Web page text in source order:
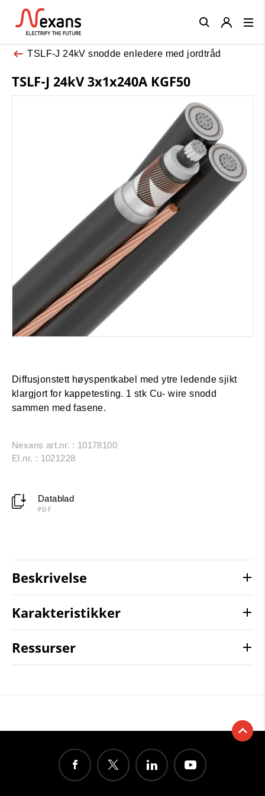
TSLF-J 24kV snodde enledere med jordtråd
TSLF-J 24kV 3x1x240A KGF50
Diffusjonstett høyspentkabel med ytre ledende sjikt
klargjort for kappetesting. 1 stk Cu- wire snodd
sammen med fasene.
Nexans art.nr. : 10178100
El.nr. : 1021228
Datablad
PDF
Beskrivelse
Karakteristikker
Ressurser
Close